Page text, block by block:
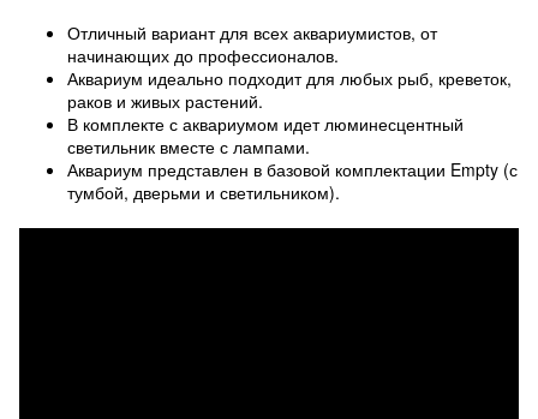
Отличный вариант для всех аквариумистов, от
начинающих до профессионалов.
Аквариум идеально подходит для любых рыб, креветок,
раков и живых растений.
В комплекте с аквариумом идет люминесцентный
светильник вместе с лампами.
Аквариум представлен в базовой комплектации Empty (с
тумбой, дверьми и светильником).